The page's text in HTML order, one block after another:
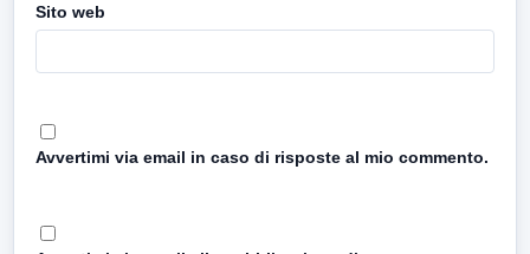
Sito web
Avvertimi via email in caso di risposte al mio commento.